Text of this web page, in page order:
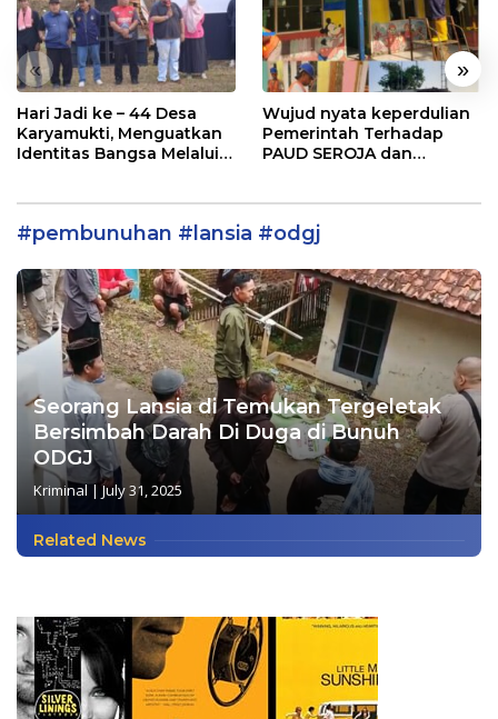
« »
Hari Jadi ke – 44 Desa
Karyamukti, Menguatkan
Identitas Bangsa Melalui
Wujud nyata keperdulian
Pemerintah Terhadap
PAUD SEROJA dan
#pembunuhan #lansia #odgj
Seorang Lansia di Temukan Tergeletak
Bersimbah Darah Di Duga di Bunuh
ODGJ
Kriminal|July 31, 2025
Related News